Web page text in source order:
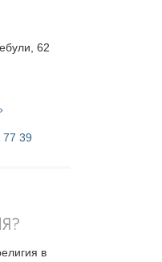
62
77 39
в